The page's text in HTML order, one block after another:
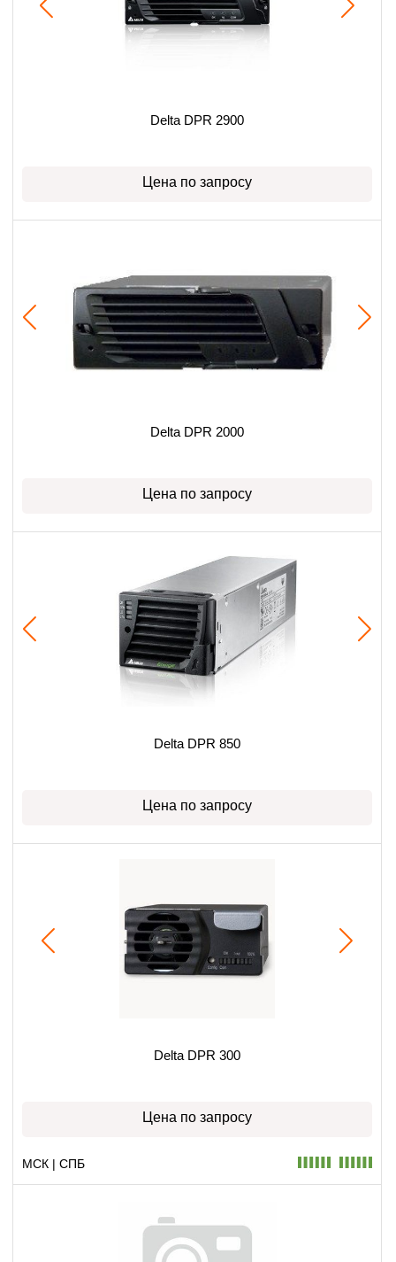
Delta DPR 2900
Цена по запросу
Delta DPR 2000
Цена по запросу
Delta DPR 850
Цена по запросу
Delta DPR 300
Цена по запросу
МСК | СПБ